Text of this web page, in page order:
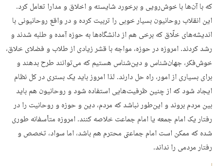
که با آن‌ها با خوش‌رویی و برخورد شایسته و اخلاق و مدارا تعامل کرد.
این انقلاب روحانیون بسیار خوبی را تربیت کرده و در واقع روحانیونی با
اندیشه­‌های خلّاق که برخی هم از دانشگاه‌­ها به حوزه آمده و طلبه شدند و
رشد کردند. امروزه در حوزه، مواجه با قشر زیادی از طلاب و فضلای خلاق،
خوش‌فکر، جهان‌­شناس و دین‌شناس هستیم که می­‌توانند طرح بدهند و
برای بسیاری از امور، راه حل دارند. لذا امروز باید یک بستری در کل نظام
ایجاد شود که از چنین ظرفیت‌هایی استفاده شود و روحانیون هم باید
بین مردم بروند و این‌طور نباشد که مردم، دین و حوزه و روحانیت را در
رفتار یک امام جمعه یا امام جماعت خلاصه کنند. امروزه متأسفانه طوری
شده که ممکن است امام جماعتی محترم هم باشد، اما سواد، تخصص و
رفتار مردمی را نداند.